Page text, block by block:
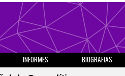
INFORMES BIOGRAFIAS